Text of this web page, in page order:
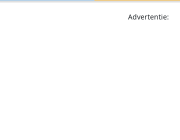
Advertentie: